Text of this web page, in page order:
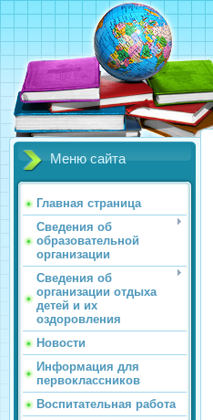
Меню сайта
Главная страница
Сведения об
образовательной
организации
Сведения об
организации отдыха
детей и их
оздоровления
Новости
Информация для
первоклассников
Воспитательная работа